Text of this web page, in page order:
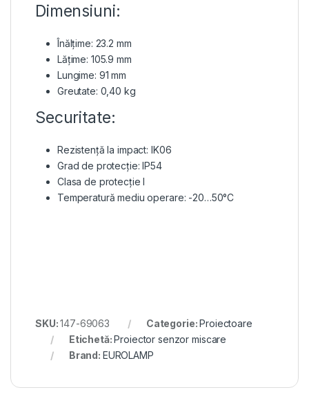
Dimensiuni:
Înălțime: 23.2 mm
Lățime: 105.9 mm
Lungime: 91 mm
Greutate: 0,40 kg
Securitate:
Rezistență la impact: IK06
Grad de protecție: IP54
Clasa de protecție I
Temperatură mediu operare: -20…50°C
SKU:147-69063 Categorie:Proiectoare
Etichetă:Proiector senzor miscare
Brand: EUROLAMP